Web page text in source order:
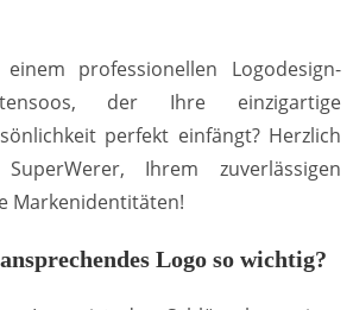
professionellen Logodesign-
der Ihre einzigartige
perfekt einfängt? Herzlich
Ihrem zuverlässigen
Markenidentitäten!
Logo so wichtig?